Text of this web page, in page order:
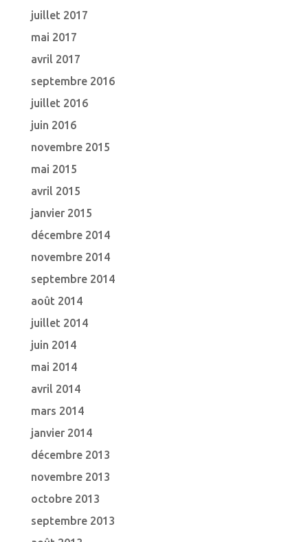
juillet 2017
mai 2017
avril 2017
septembre 2016
juillet 2016
juin 2016
novembre 2015
mai 2015
avril 2015
janvier 2015
décembre 2014
novembre 2014
septembre 2014
août 2014
juillet 2014
juin 2014
mai 2014
avril 2014
mars 2014
janvier 2014
décembre 2013
novembre 2013
octobre 2013
septembre 2013